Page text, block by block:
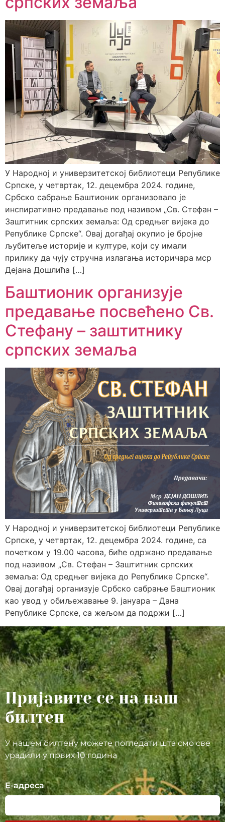
У Народној и универзитетској библиотеци Републике
Српске, у четвртак, 12. децембра 2024. године,
Србско сабрање Баштионик организовало је
инспиративно предавање под називом „Св. Стефан –
Заштитник српских земаља: Од средњег вијека до
Републике Српске“. Овај догађај окупио је бројне
љубитеље историје и културе, који су имали
прилику да чују стручна излагања историчара мср
Дејана Дошлића […]
Баштионик организује
предавање посвећено Св.
Стефану – заштитнику
српских земаља
У Народној и универзитетској библиотеци Републике
Српске, у четвртак, 12. децембра 2024. године, са
почетком у 19.00 часова, биће одржано предавање
под називом „Св. Стефан – Заштитник српских
земаља: Од средњег вијека до Републике Српске“.
Овај догађај организује Србско сабрање Баштионик
као увод у обиљежавање 9. јануара – Дана
Републике Српске, са жељом да подржи […]
Пријавите се на наш
билтен
У нашем билтену можете погледати шта смо све
урадили у првих 10 година
Е-адреса